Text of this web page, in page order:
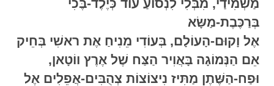
מַשְׁמִידַי, מִבְּלִי לִנְסועַ עוֹד כְּיֶלֶד-בֶּכִי
בְּרַכֶּבֶת-מַשָּׂא
אֶל וָקוּם-הָעוֹלָם, בְּעוֹדִי מֵנִיחַ אֶת ראשִׁי בְּחֵיק
אֵם הַנְּמוֹגָה בָּאֲוִיר הַצַּח שֶׁל אֶרֶץ ווֹטָאן,
וּפַח-הַשֶּׁתֶן מַתִּיז נִיצוֹצוֹת צְהֻבִּים-אֲפֵלִים אֶל